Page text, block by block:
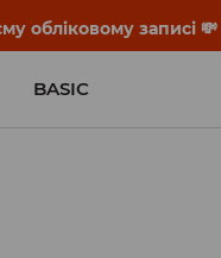
обліковому записі 💸
BASIC